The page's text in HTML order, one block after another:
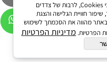
לידיעתך, באתרנו נעשה שימוש בקבצי Cookies, לרבות של צדדים
חוויית הגלישה והצגת
מהווה את הסכמתך לשימוש
הפרטיות. מדיניות הפרטיות